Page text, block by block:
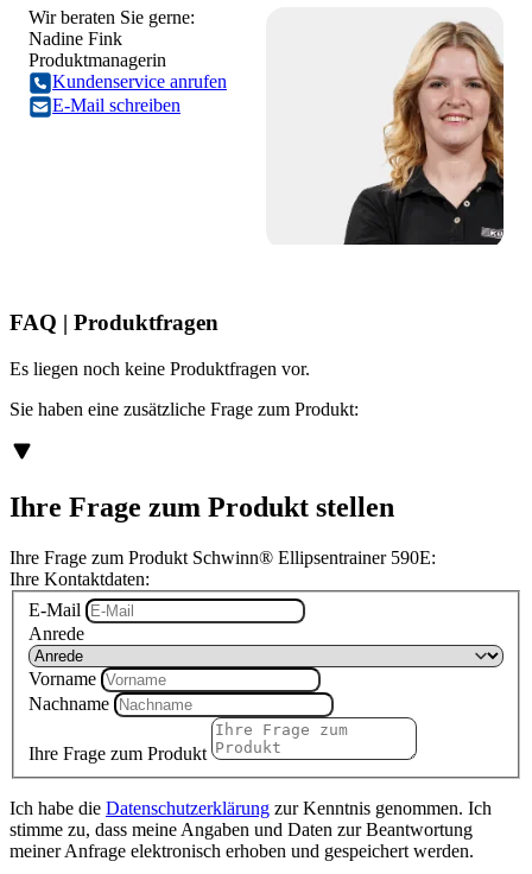
Wir beraten Sie gerne:
Nadine Fink
Produktmanagerin
Kundenservice anrufen
E-Mail schreiben
FAQ | Produktfragen
Es liegen noch keine Produktfragen vor.
Sie haben eine zusätzliche Frage zum Produkt:
Ihre Frage zum Produkt stellen
Ihre Frage zum Produkt Schwinn® Ellipsentrainer 590E:
Ihre Kontaktdaten:
E-Mail
Anrede
Vorname
Nachname
Ihre Frage zum Produkt
Ich habe die Datenschutzerklärung zur Kenntnis genommen. Ich
stimme zu, dass meine Angaben und Daten zur Beantwortung
meiner Anfrage elektronisch erhoben und gespeichert werden.